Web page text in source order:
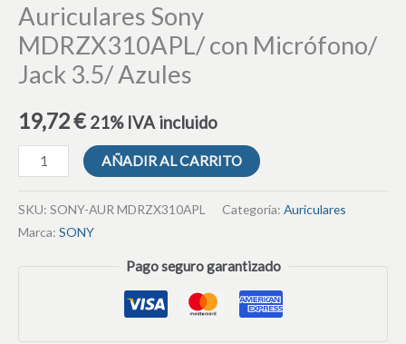
Auriculares Sony
MDRZX310APL/ con Micrófono/
Jack 3.5/ Azules
19,72€ 21% IVA incluido
AÑADIR AL CARRITO
SKU: SONY-AUR MDRZX310APL Categoría: Auriculares
Marca: SONY
Pago seguro garantizado